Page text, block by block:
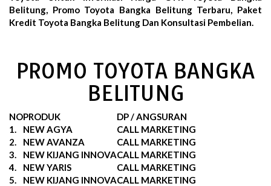
Belitung, Promo Toyota Bangka Belitung Terbaru, Paket
Kredit Toyota Bangka Belitung Dan Konsultasi Pembelian.
PROMO TOYOTA BANGKA
BELITUNG
NOPRODUK
DP / ANGSURAN
1.
NEW AGYA
CALL MARKETING
2.
NEW AVANZA
CALL MARKETING
3.
NEW KIJANG INNOVACALL MARKETING
4.
NEW YARIS
CALL MARKETING
5.
NEW KIJANG INNOVACALL MARKETING